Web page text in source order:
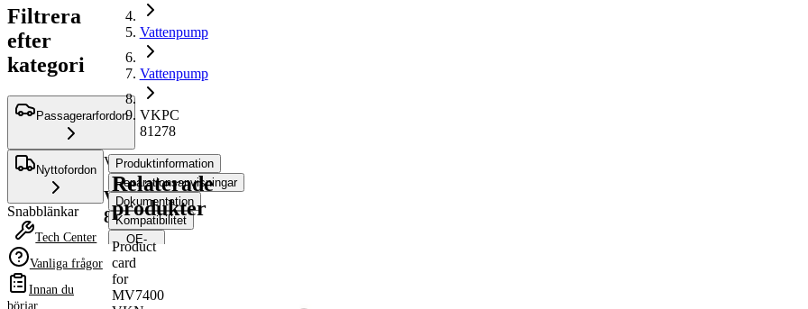
Filtrera
efter
kategori
Passagerarfordon
Nyttofordon
Snabblänkar
Tech Center
Vanliga frågor
Innan du
börjar
Vattenpump
Vattenpump
VKPC
81278
Vattenpump
VKPC
81278
Produktinformation
Reparationsanvisningar
Dokumentation
Kompatibilitet
OE-
nummer
Relaterade
produkter
Product
card
for
MV7400